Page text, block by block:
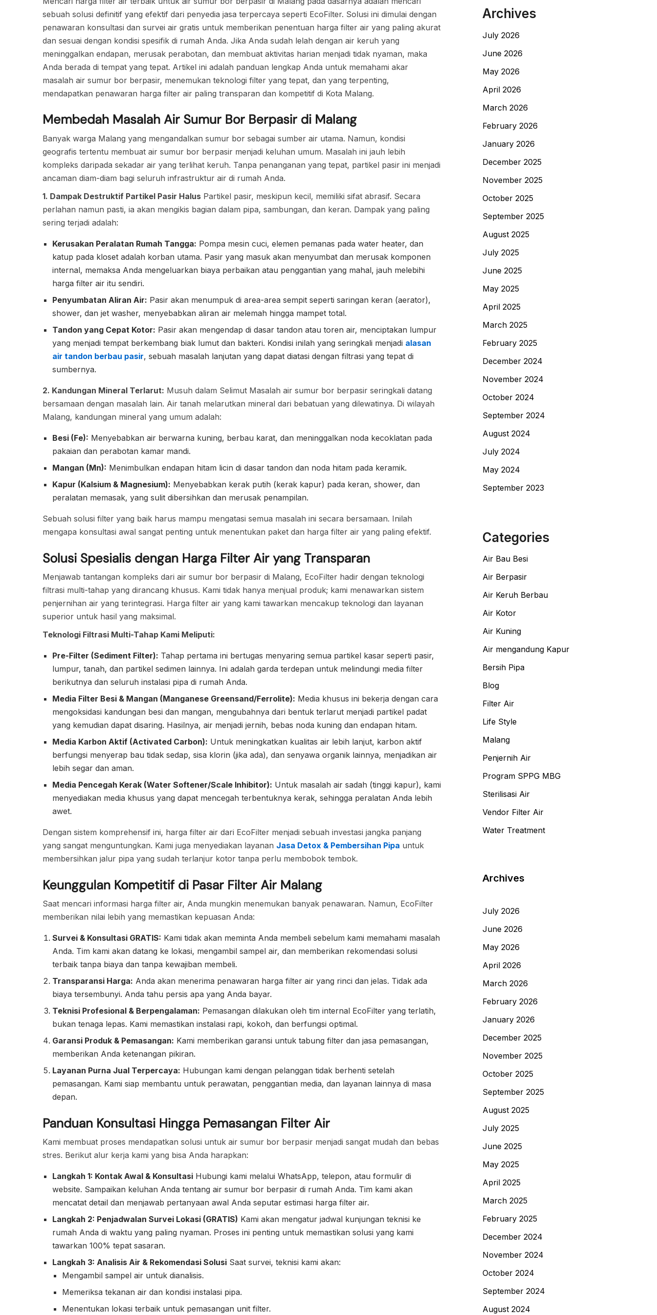
sebuah solusi definitif yang efektif dari penyedia jasa terpercaya seperti EcoFilter. Solusi ini dimulai dengan
penawaran konsultasi dan survei air gratis untuk memberikan penentuan harga filter air yang paling akurat
dan sesuai dengan kondisi spesifik di rumah Anda. Jika Anda sudah lelah dengan air keruh yang
meninggalkan endapan, merusak perabotan, dan membuat aktivitas harian menjadi tidak nyaman, maka
Anda berada di tempat yang tepat. Artikel ini adalah panduan lengkap Anda untuk memahami akar
masalah air sumur bor berpasir, menemukan teknologi filter yang tepat, dan yang terpenting,
mendapatkan penawaran harga filter air paling transparan dan kompetitif di Kota Malang.
Membedah Masalah Air Sumur Bor Berpasir di Malang
Banyak warga Malang yang mengandalkan sumur bor sebagai sumber air utama. Namun, kondisi
geografis tertentu membuat air sumur bor berpasir menjadi keluhan umum. Masalah ini jauh lebih
kompleks daripada sekadar air yang terlihat keruh. Tanpa penanganan yang tepat, partikel pasir ini menjadi
ancaman diam-diam bagi seluruh infrastruktur air di rumah Anda.
1. Dampak Destruktif Partikel Pasir Halus Partikel pasir, meskipun kecil, memiliki sifat abrasif. Secara
perlahan namun pasti, ia akan mengikis bagian dalam pipa, sambungan, dan keran. Dampak yang paling
sering terjadi adalah:
Kerusakan Peralatan Rumah Tangga: Pompa mesin cuci, elemen pemanas pada water heater, dan
katup pada kloset adalah korban utama. Pasir yang masuk akan menyumbat dan merusak komponen
internal, memaksa Anda mengeluarkan biaya perbaikan atau penggantian yang mahal, jauh melebihi
harga filter air itu sendiri.
Penyumbatan Aliran Air: Pasir akan menumpuk di area-area sempit seperti saringan keran (aerator),
shower, dan jet washer, menyebabkan aliran air melemah hingga mampet total.
Tandon yang Cepat Kotor: Pasir akan mengendap di dasar tandon atau toren air, menciptakan lumpur
yang menjadi tempat berkembang biak lumut dan bakteri. Kondisi inilah yang seringkali menjadi alasan
air tandon berbau pasir, sebuah masalah lanjutan yang dapat diatasi dengan filtrasi yang tepat di
sumbernya.
2. Kandungan Mineral Terlarut: Musuh dalam Selimut Masalah air sumur bor berpasir seringkali datang
bersamaan dengan masalah lain. Air tanah melarutkan mineral dari bebatuan yang dilewatinya. Di wilayah
Malang, kandungan mineral yang umum adalah:
Besi (Fe): Menyebabkan air berwarna kuning, berbau karat, dan meninggalkan noda kecoklatan pada
pakaian dan perabotan kamar mandi.
Mangan (Mn): Menimbulkan endapan hitam licin di dasar tandon dan noda hitam pada keramik.
Kapur (Kalsium & Magnesium): Menyebabkan kerak putih (kerak kapur) pada keran, shower, dan
peralatan memasak, yang sulit dibersihkan dan merusak penampilan.
Sebuah solusi filter yang baik harus mampu mengatasi semua masalah ini secara bersamaan. Inilah
mengapa konsultasi awal sangat penting untuk menentukan paket dan harga filter air yang paling efektif.
Solusi Spesialis dengan Harga Filter Air yang Transparan
Menjawab tantangan kompleks dari air sumur bor berpasir di Malang, EcoFilter hadir dengan teknologi
filtrasi multi-tahap yang dirancang khusus. Kami tidak hanya menjual produk; kami menawarkan sistem
penjernihan air yang terintegrasi. Harga filter air yang kami tawarkan mencakup teknologi dan layanan
superior untuk hasil yang maksimal.
Teknologi Filtrasi Multi-Tahap Kami Meliputi:
Pre-Filter (Sediment Filter): Tahap pertama ini bertugas menyaring semua partikel kasar seperti pasir,
lumpur, tanah, dan partikel sedimen lainnya. Ini adalah garda terdepan untuk melindungi media filter
berikutnya dan seluruh instalasi pipa di rumah Anda.
Media Filter Besi & Mangan (Manganese Greensand/Ferrolite): Media khusus ini bekerja dengan cara
mengoksidasi kandungan besi dan mangan, mengubahnya dari bentuk terlarut menjadi partikel padat
yang kemudian dapat disaring. Hasilnya, air menjadi jernih, bebas noda kuning dan endapan hitam.
Media Karbon Aktif (Activated Carbon): Untuk meningkatkan kualitas air lebih lanjut, karbon aktif
berfungsi menyerap bau tidak sedap, sisa klorin (jika ada), dan senyawa organik lainnya, menjadikan air
lebih segar dan aman.
Media Pencegah Kerak (Water Softener/Scale Inhibitor): Untuk masalah air sadah (tinggi kapur), kami
menyediakan media khusus yang dapat mencegah terbentuknya kerak, sehingga peralatan Anda lebih
awet.
Dengan sistem komprehensif ini, harga filter air dari EcoFilter menjadi sebuah investasi jangka panjang
yang sangat menguntungkan. Kami juga menyediakan layanan Jasa Detox & Pembersihan Pipa untuk
membersihkan jalur pipa yang sudah terlanjur kotor tanpa perlu membobok tembok.
Keunggulan Kompetitif di Pasar Filter Air Malang
Saat mencari informasi harga filter air, Anda mungkin menemukan banyak penawaran. Namun, EcoFilter
memberikan nilai lebih yang memastikan kepuasan Anda:
Survei & Konsultasi GRATIS: Kami tidak akan meminta Anda membeli sebelum kami memahami masalah
Anda. Tim kami akan datang ke lokasi, mengambil sampel air, dan memberikan rekomendasi solusi
terbaik tanpa biaya dan tanpa kewajiban membeli.
Transparansi Harga: Anda akan menerima penawaran harga filter air yang rinci dan jelas. Tidak ada
biaya tersembunyi. Anda tahu persis apa yang Anda bayar.
Teknisi Profesional & Berpengalaman: Pemasangan dilakukan oleh tim internal EcoFilter yang terlatih,
bukan tenaga lepas. Kami memastikan instalasi rapi, kokoh, dan berfungsi optimal.
Garansi Produk & Pemasangan: Kami memberikan garansi untuk tabung filter dan jasa pemasangan,
memberikan Anda ketenangan pikiran.
Layanan Purna Jual Terpercaya: Hubungan kami dengan pelanggan tidak berhenti setelah
pemasangan. Kami siap membantu untuk perawatan, penggantian media, dan layanan lainnya di masa
depan.
Panduan Konsultasi Hingga Pemasangan Filter Air
Kami membuat proses mendapatkan solusi untuk air sumur bor berpasir menjadi sangat mudah dan bebas
stres. Berikut alur kerja kami yang bisa Anda harapkan:
Langkah 1: Kontak Awal & Konsultasi Hubungi kami melalui WhatsApp, telepon, atau formulir di
website. Sampaikan keluhan Anda tentang air sumur bor berpasir di rumah Anda. Tim kami akan
mencatat detail dan menjawab pertanyaan awal Anda seputar estimasi harga filter air.
Langkah 2: Penjadwalan Survei Lokasi (GRATIS) Kami akan mengatur jadwal kunjungan teknisi ke
rumah Anda di waktu yang paling nyaman. Proses ini penting untuk memastikan solusi yang kami
tawarkan 100% tepat sasaran.
Langkah 3: Analisis Air & Rekomendasi Solusi Saat survei, teknisi kami akan:
Mengambil sampel air untuk dianalisis.
Memeriksa tekanan air dan kondisi instalasi pipa.
Menentukan lokasi terbaik untuk pemasangan unit filter.
Archives
July 2026
June 2026
May 2026
April 2026
March 2026
February 2026
January 2026
December 2025
November 2025
October 2025
September 2025
August 2025
July 2025
June 2025
May 2025
April 2025
March 2025
February 2025
December 2024
November 2024
October 2024
September 2024
August 2024
July 2024
May 2024
September 2023
Categories
Air Bau Besi
Air Berpasir
Air Keruh Berbau
Air Kotor
Air Kuning
Air mengandung Kapur
Bersih Pipa
Blog
Filter Air
Life Style
Malang
Penjernih Air
Program SPPG MBG
Sterilisasi Air
Vendor Filter Air
Water Treatment
Archives
July 2026
June 2026
May 2026
April 2026
March 2026
February 2026
January 2026
December 2025
November 2025
October 2025
September 2025
August 2025
July 2025
June 2025
May 2025
April 2025
March 2025
February 2025
December 2024
November 2024
October 2024
September 2024
August 2024